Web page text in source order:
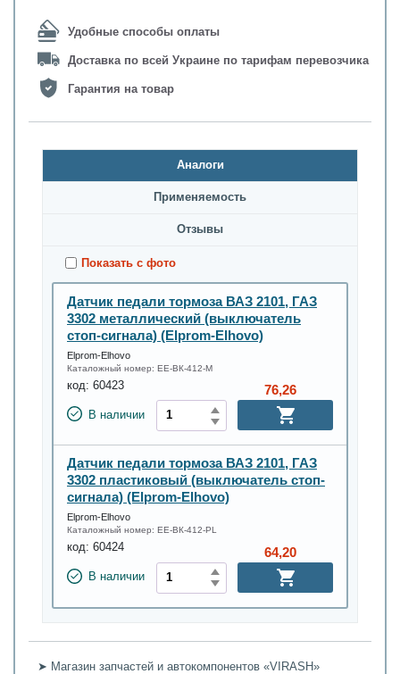
Удобные способы оплаты
Доставка по всей Украине по тарифам перевозчика
Гарантия на товар
Аналоги
Применяемость
Oтзывы
Показать с фото
Датчик педали тормоза ВАЗ 2101, ГАЗ
3302 металлический (выключатель
стоп-сигнала) (Elprom-Elhovo)
Elprom-Elhovo
Каталожный номер: ЕЕ-ВК-412-М
код: 60423
В наличии
76,26
Датчик педали тормоза ВАЗ 2101, ГАЗ
3302 пластиковый (выключатель стоп-
сигнала) (Elprom-Elhovo)
Elprom-Elhovo
Каталожный номер: ЕЕ-ВК-412-PL
код: 60424
В наличии
64,20
➤ Магазин запчастей и автокомпонентов «VIRASH»